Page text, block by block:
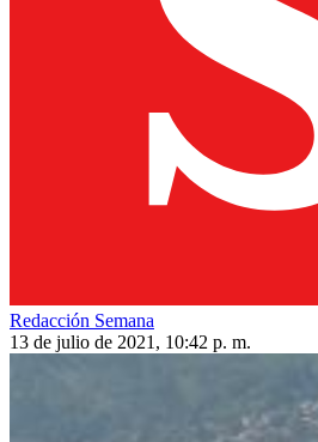
Redacción Semana
13 de julio de 2021, 10:42 p. m.